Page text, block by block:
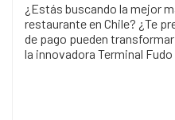
¿Estás buscando la mejor
restaurante en Chile? ¿Te
de pago pueden
la innovadora Terminal Fudo